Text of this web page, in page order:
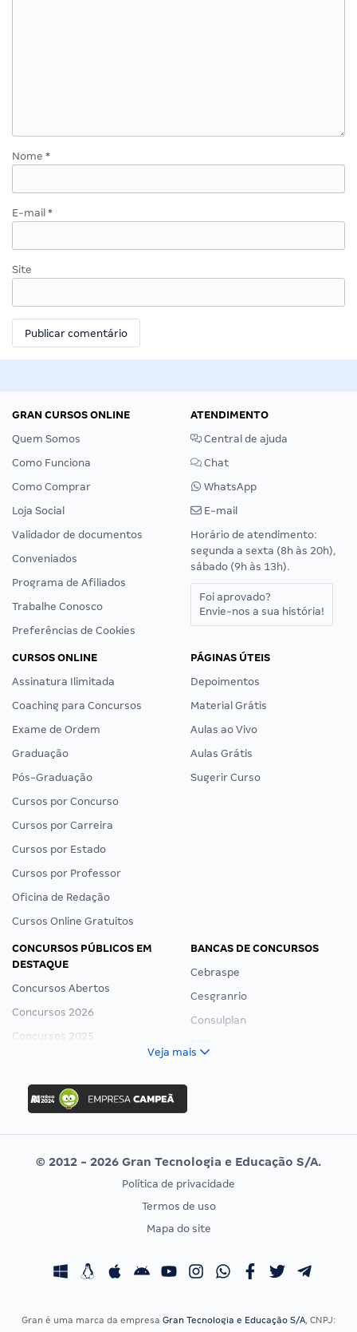
Nome *
E-mail *
Site
GRAN CURSOS ONLINE
Quem Somos
Como Funciona
Como Comprar
Loja Social
Validador de documentos
Conveniados
Programa de Afiliados
Trabalhe Conosco
Preferências de Cookies
ATENDIMENTO
Central de ajuda
Chat
WhatsApp
E-mail
Horário de atendimento:
segunda a sexta (8h às 20h),
sábado (9h às 13h).
Foi aprovado?
Envie-nos a sua história!
CURSOS ONLINE
Assinatura Ilimitada
Coaching para Concursos
Exame de Ordem
Graduação
Pós-Graduação
Cursos por Concurso
Cursos por Carreira
Cursos por Estado
Cursos por Professor
Oficina de Redação
Cursos Online Gratuitos
PÁGINAS ÚTEIS
Depoimentos
Material Grátis
Aulas ao Vivo
Aulas Grátis
Sugerir Curso
CONCURSOS PÚBLICOS EM
DESTAQUE
Concursos Abertos
Concursos 2026
Concursos 2025
Concurso Ibama
Concurso MPU
Editais publicados
BANCAS DE CONCURSOS
Cebraspe
Cesgranrio
Consulplan
Vunesp
CONCURSOS POR PROFISSÃO
Concursos Fiscais
EXAME DE ORDEM
Calendário OAB
Veja mais
© 2012 - 2026 Gran Tecnologia e Educação S/A.
Política de privacidade
Termos de uso
Mapa do site
Gran é uma marca da empresa Gran Tecnologia e Educação S/A, CNPJ: